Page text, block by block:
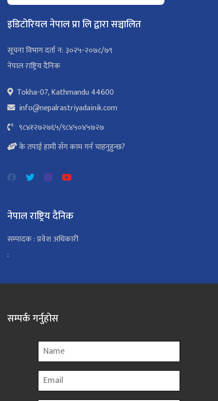
इडिटोरियल नेपाल प्रा लि द्वारा सञ्चालित
सूचना विभाग दर्ता न: ३०२५-२०७८/७९
नेपाल राष्ट्रिय दैनिक
Tokha-07, Kathmandu 44600
info@nepalrastriyadainik.com
९८४१२७२७६५/९८४५०४५७२७
के तपाई हामी सँग काम गर्न चाहनुहुन्छ?
नेपाल राष्ट्रिय दैनिक
सम्पादक : प्रवेश अधिकारी
:
सम्पर्क गर्नुहोस
Name
Email